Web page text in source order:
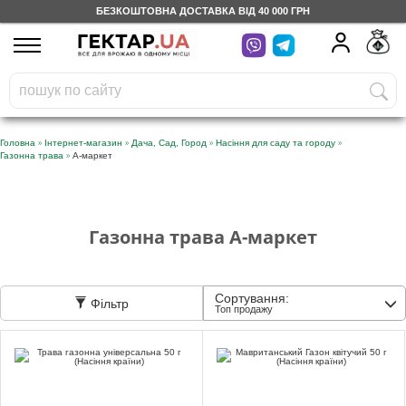
БЕЗКОШТОВНА ДОСТАВКА ВІД 40 000 ГРН
UA
На вашому
бонусному рахунку
грн
Безкоштовно по Україні
Доставка
Головна » Інтернет-магазин » Дача, Сад, Город » Насіння для саду та городу »
Газонна трава » А-маркет
Газонна трава А-маркет
Фільтр Сортування:
Топ продажу